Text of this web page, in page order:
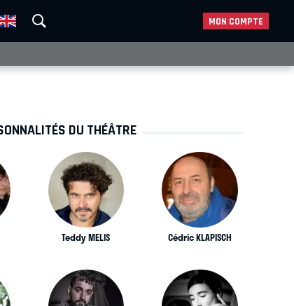
MON COMPTE
DU THÉÂTRE
Teddy MELIS Cédric KLAPISCH